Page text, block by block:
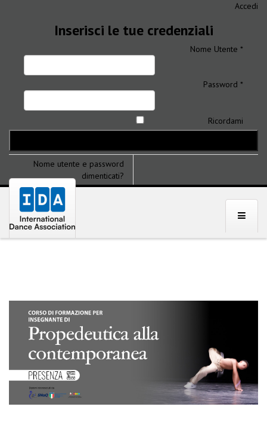
Accedi
Inserisci le tue credenziali
Nome Utente *
Password *
Ricordami
Nome utente e password
dimenticati?